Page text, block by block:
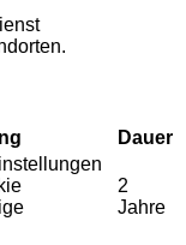
Dauer
2
Jahre